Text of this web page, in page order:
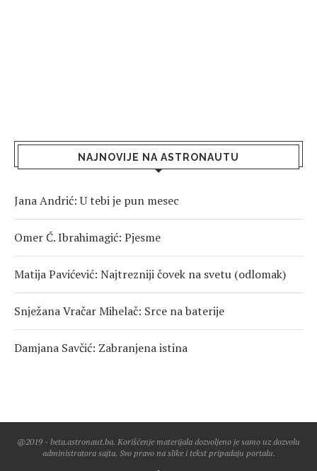
NAJNOVIJE NA ASTRONAUTU
Jana Andrić: U tebi je pun mesec
Omer Ć. Ibrahimagić: Pjesme
Matija Pavićević: Najtrezniji čovek na svetu (odlomak)
Snježana Vračar Mihelač: Srce na baterije
Damjana Savčić: Zabranjena istina
@2019 - beta.astronaut.ba. Korišćenje materijala dozvoljeno je samo uz dozvolu
administratora sajta. Svo pravo na slike i tekst pripadaju portalu.